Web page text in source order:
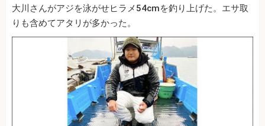
大川さんがアジを泳がせヒラメ54cmを釣り上げた。エサ取
りも含めてアタリが多かった。